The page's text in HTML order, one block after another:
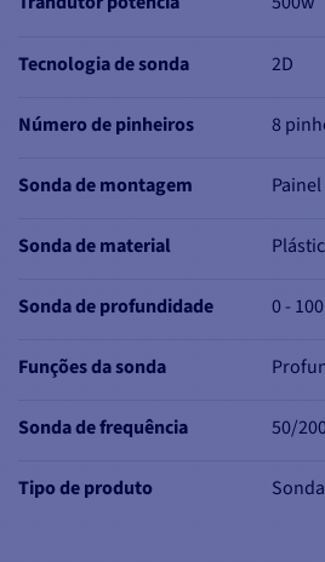
Tecnologia de sonda 2D
Número de pinheiros 8
Sonda de montagem
Sonda de material
Sonda de profundidade 0 -
Funções da sonda
Sonda de frequência 50/
Tipo de produto Sonda